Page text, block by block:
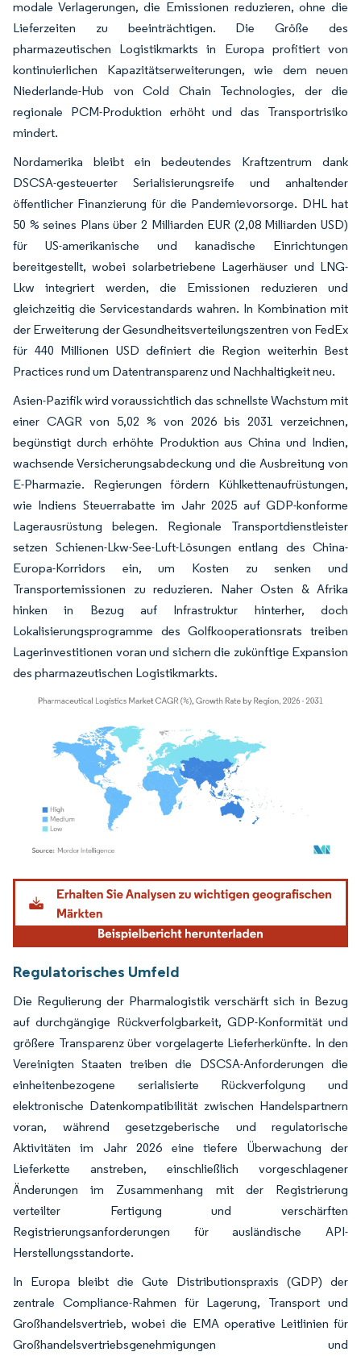
modale Verlagerungen, die Emissionen reduzieren, ohne die
Lieferzeiten zu beeinträchtigen. Die Größe des
pharmazeutischen Logistikmarkts in Europa profitiert von
kontinuierlichen Kapazitätserweiterungen, wie dem neuen
Niederlande-Hub von Cold Chain Technologies, der die
regionale PCM-Produktion erhöht und das Transportrisiko
mindert.
Nordamerika bleibt ein bedeutendes Kraftzentrum dank
DSCSA-gesteuerter Serialisierungsreife und anhaltender
öffentlicher Finanzierung für die Pandemievorsorge. DHL hat
50 % seines Plans über 2 Milliarden EUR (2,08 Milliarden USD)
für US-amerikanische und kanadische Einrichtungen
bereitgestellt, wobei solarbetriebene Lagerhäuser und LNG-
Lkw integriert werden, die Emissionen reduzieren und
gleichzeitig die Servicestandards wahren. In Kombination mit
der Erweiterung der Gesundheitsverteilungszentren von FedEx
für 440 Millionen USD definiert die Region weiterhin Best
Practices rund um Datentransparenz und Nachhaltigkeit neu.
Asien-Pazifik wird voraussichtlich das schnellste Wachstum mit
einer CAGR von 5,02 % von 2026 bis 2031 verzeichnen,
begünstigt durch erhöhte Produktion aus China und Indien,
wachsende Versicherungsabdeckung und die Ausbreitung von
E-Pharmazie. Regierungen fördern Kühlkettenaufrüstungen,
wie Indiens Steuerrabatte im Jahr 2025 auf GDP-konforme
Lagerausrüstung belegen. Regionale Transportdienstleister
setzen Schienen-Lkw-See-Luft-Lösungen entlang des China-
Europa-Korridors ein, um Kosten zu senken und
Transportemissionen zu reduzieren. Naher Osten & Afrika
hinken in Bezug auf Infrastruktur hinterher, doch
Lokalisierungsprogramme des Golfkooperationsrats treiben
Lagerinvestitionen voran und sichern die zukünftige Expansion
des pharmazeutischen Logistikmarkts.
Bild © Mordor Intelligence. Wiederverwendung erfordert Namensnennung gemäß
Regulatorisches Umfeld
Die Regulierung der Pharmalogistik verschärft sich in Bezug
auf durchgängige Rückverfolgbarkeit, GDP-Konformität und
größere Transparenz über vorgelagerte Lieferherkünfte. In den
Vereinigten Staaten treiben die DSCSA-Anforderungen die
einheitenbezogene serialisierte Rückverfolgung und
elektronische Datenkompatibilität zwischen Handelspartnern
voran, während gesetzgeberische und regulatorische
Aktivitäten im Jahr 2026 eine tiefere Überwachung der
Lieferkette anstreben, einschließlich vorgeschlagener
Änderungen im Zusammenhang mit der Registrierung
verteilter Fertigung und verschärften
Registrierungsanforderungen für ausländische API-
Herstellungsstandorte.
In Europa bleibt die Gute Distributionspraxis (GDP) der
zentrale Compliance-Rahmen für Lagerung, Transport und
Großhandelsvertrieb, wobei die EMA operative Leitlinien für
Großhandelsvertriebsgenehmigungen und